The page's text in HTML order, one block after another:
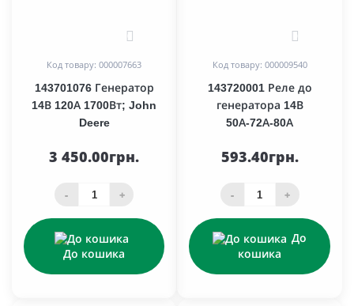
Код товару: 000007663
143701076 Генератор
14В 120А 1700Вт; John
Deere
3 450.00грн.
- +
До кошика
Код товару: 000009540
143720001 Реле до
генератора 14В
50А-72А-80А
593.40грн.
- +
До
кошика